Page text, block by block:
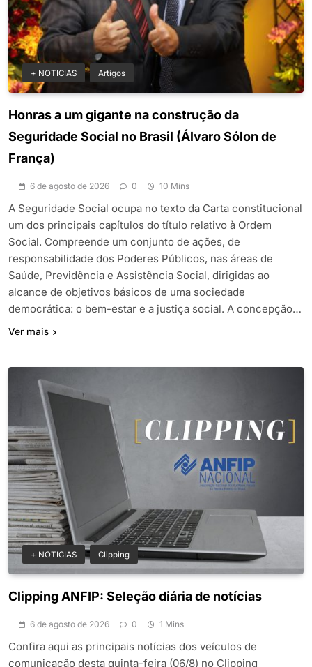
+ NOTICIAS Artigos
Honras a um gigante na construção da
Seguridade Social no Brasil (Álvaro Sólon de
França)
6 de agosto de 2026 0 10 Mins
A Seguridade Social ocupa no texto da Carta constitucional
um dos principais capítulos do título relativo à Ordem
Social. Compreende um conjunto de ações, de
responsabilidade dos Poderes Públicos, nas áreas de
Saúde, Previdência e Assistência Social, dirigidas ao
alcance de objetivos básicos de uma sociedade
democrática: o bem-estar e a justiça social. A concepção…
Ver mais
+ NOTICIAS Clipping
Clipping ANFIP: Seleção diária de notícias
6 de agosto de 2026 0 1 Mins
Confira aqui as principais notícias dos veículos de
comunicação desta quinta-feira (06/8) no Clipping